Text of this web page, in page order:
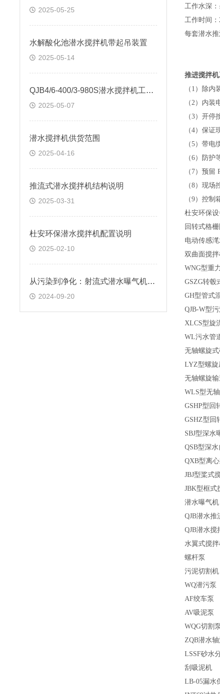
2025-05-25
水解酸化池潜水搅拌机带起吊装置
2025-05-14
QJB4/6-400/3-980S潜水搅拌机工艺说明
2025-05-07
潜水搅拌机供货范围
2025-04-16
推流式潜水搅拌机结构说明
2025-03-31
杜安环保潜水搅拌机配置说明
2025-02-10
从污染到净化：射流式潜水曝气机在环保中的关键作用
2024-09-20
工作水深
工作时间：
每套潜水
推进搅拌
（ 1 ）除内
（2）内装
（3）开停
（4）保证
（5）带电
（6）防护
（ 7）预留
（8）现场
（9）控制
杜安环保
回转式格
电动传感
双曲面搅
WNG型重
GSZG转毂
GH型管式
QJB-W型
XLCS型旋
WL污水管
无轴螺旋
LYZ型螺
无轴螺旋
WLS型无
GSHP型回
GSHZ型回
SBJ型深水
QSB型深
QXB型离
JBJ型桨式
JBK型框式
潜水曝气机
QJB潜水推
QJB潜水搅
水翼式搅
螺杆泵
污泥切割机
WQ潜污泵
AF绞车泵
AV吸泥泵
WQG切割
ZQB潜水
LSSF砂水
刮吸泥机
LB-05漏水